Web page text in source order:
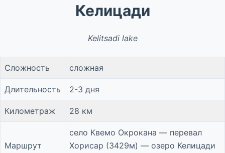
Келицади
Kelitsadi lake
Сложность сложная
Длительность 2-3 дня
Километраж 28 км
Маршрут
село Квемо Окрокана — перевал
Хорисар (3429м) — озеро Келицади